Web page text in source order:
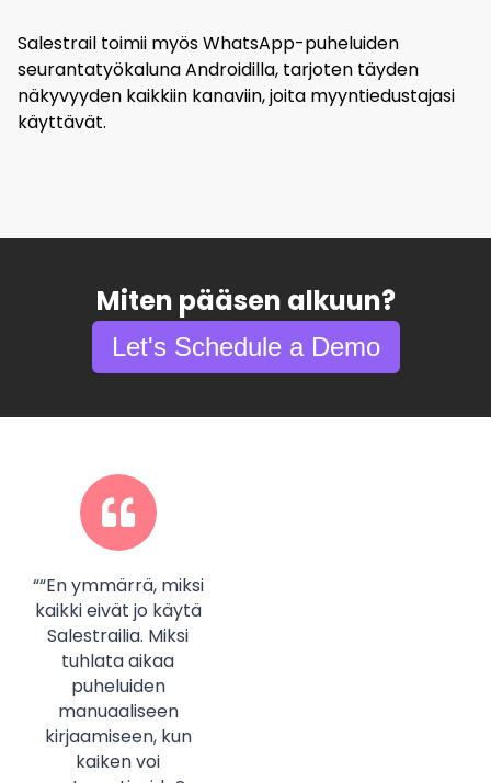
Salestrail toimii myös WhatsApp-puheluiden
seurantatyökaluna Androidilla, tarjoten täyden
näkyvyyden kaikkiin kanaviin, joita myyntiedustajasi
käyttävät.
Miten pääsen alkuun?
Let's Schedule a Demo
““En ymmärrä, miksi
kaikki eivät jo käytä
Salestrailia. Miksi
tuhlata aikaa
puheluiden
manuaaliseen
kirjaamiseen, kun
kaiken voi